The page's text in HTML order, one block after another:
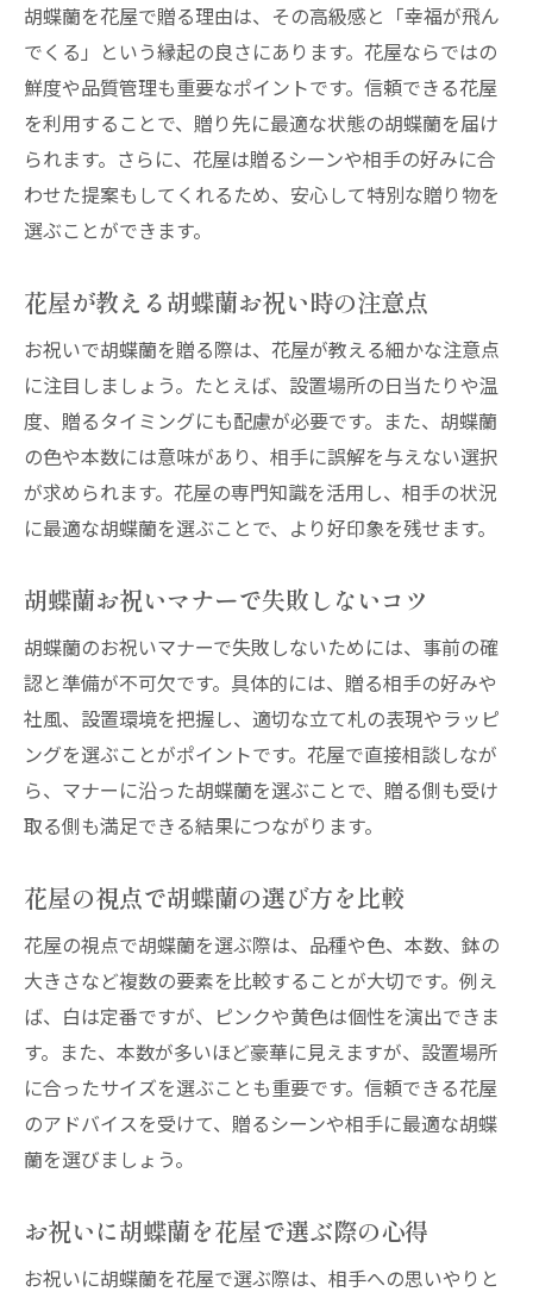
花屋が教える胡蝶蘭の色選びと意味
お祝いマナーを守る胡蝶蘭の花屋活用法
胡蝶蘭お祝いなぜ人気か花屋の知識から考
察
花屋目線で知る胡蝶蘭の贈答タブー
花屋が教える胡蝶蘭贈答のタブー知識
胡蝶蘭のタブーを花屋目線で丁寧に解説
花屋が伝える胡蝶蘭贈り物の注意事項
胡蝶蘭の忌み言葉と花屋での配慮ポイント
花屋で知っておきたい胡蝶蘭贈答マナー
通販や産地直送で胡蝶蘭を賢く活用
花屋と通販の胡蝶蘭サービス徹底比較
花屋選びと胡蝶蘭通販のメリットとは
賢い胡蝶蘭購入のための花屋活用術
花屋と産地直送の胡蝶蘭活用ポイント
胡蝶蘭通販で失敗しない花屋流コツ
胡蝶蘭の色や本数が持つ意味を知る
花屋が語る胡蝶蘭の色と本数の意味
胡蝶蘭色選びがもたらすお祝いの効果
お祝いに最適な胡蝶蘭の色とは花屋目線で
解説
花屋の知識で胡蝶蘭本数の選び方を学ぶ
胡蝶蘭の意味を花屋で納得して選ぶコツ
予算別で選ぶ胡蝶蘭のおすすめ活用法
花屋が提案する予算別胡蝶蘭の選び方
胡蝶蘭を花屋で賢く選ぶための予算管理
予算に応じた胡蝶蘭活用法を花屋が伝授
花屋で叶える5000円台胡蝶蘭の選び方
胡蝶蘭を花屋で贈る理由は、その高級感と「幸福が飛ん
でくる」という縁起の良さにあります。花屋ならではの
鮮度や品質管理も重要なポイントです。信頼できる花屋
を利用することで、贈り先に最適な状態の胡蝶蘭を届け
られます。さらに、花屋は贈るシーンや相手の好みに合
わせた提案もしてくれるため、安心して特別な贈り物を
選ぶことができます。
花屋が教える胡蝶蘭お祝い時の注意点
お祝いで胡蝶蘭を贈る際は、花屋が教える細かな注意点
に注目しましょう。たとえば、設置場所の日当たりや温
度、贈るタイミングにも配慮が必要です。また、胡蝶蘭
の色や本数には意味があり、相手に誤解を与えない選択
が求められます。花屋の専門知識を活用し、相手の状況
に最適な胡蝶蘭を選ぶことで、より好印象を残せます。
胡蝶蘭お祝いマナーで失敗しないコツ
胡蝶蘭のお祝いマナーで失敗しないためには、事前の確
認と準備が不可欠です。具体的には、贈る相手の好みや
社風、設置環境を把握し、適切な立て札の表現やラッピ
ングを選ぶことがポイントです。花屋で直接相談しなが
ら、マナーに沿った胡蝶蘭を選ぶことで、贈る側も受け
取る側も満足できる結果につながります。
花屋の視点で胡蝶蘭の選び方を比較
花屋の視点で胡蝶蘭を選ぶ際は、品種や色、本数、鉢の
大きさなど複数の要素を比較することが大切です。例え
ば、白は定番ですが、ピンクや黄色は個性を演出できま
す。また、本数が多いほど豪華に見えますが、設置場所
に合ったサイズを選ぶことも重要です。信頼できる花屋
のアドバイスを受けて、贈るシーンや相手に最適な胡蝶
蘭を選びましょう。
お祝いに胡蝶蘭を花屋で選ぶ際の心得
お祝いに胡蝶蘭を花屋で選ぶ際は、相手への思いやりと